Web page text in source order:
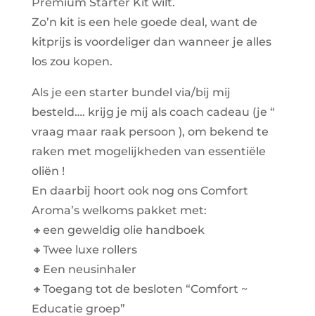
Zo’n kit is een hele goede deal, want de
kitprijs is voordeliger dan wanneer je alles
los zou kopen.
Als je een starter bundel via/bij mij
besteld…. krijg je mij als coach cadeau (je “
vraag maar raak persoon ), om bekend te
raken met mogelijkheden van essentiële
oliën !
En daarbij hoort ook nog ons Comfort
Aroma’s welkoms pakket met:
🔸een geweldig olie handboek
🔸Twee luxe rollers
🔸Een neusinhaler
🔸Toegang tot de besloten “Comfort ~
Educatie groep”